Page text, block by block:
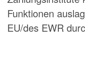
Funktionen
EU/des EWR